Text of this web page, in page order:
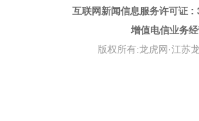
互联网新闻信息服务许可
增值电信业务
版权所有:龙虎网·江苏